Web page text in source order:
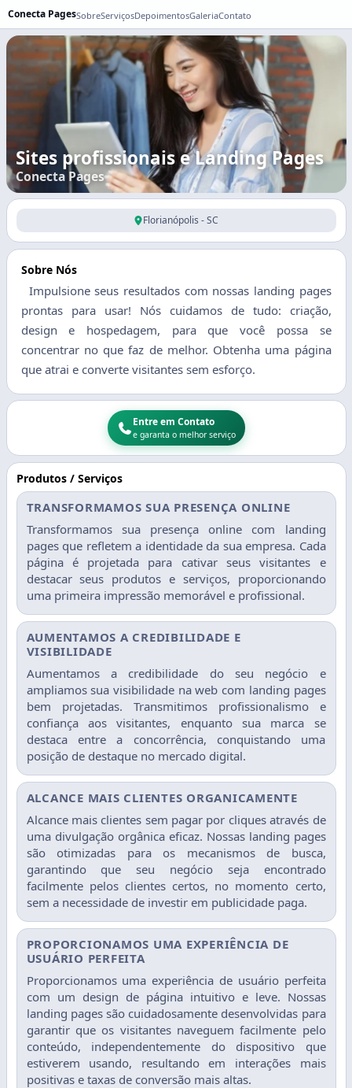
Conecta PagesSobreServiçosDepoimentosGaleriaContato
Sites profissionais e Landing Pages
Conecta Pages
Florianópolis - SC
Sobre Nós
Impulsione seus resultados com nossas landing pages
prontas para usar! Nós cuidamos de tudo: criação,
design e hospedagem, para que você possa se
concentrar no que faz de melhor. Obtenha uma página
que atrai e converte visitantes sem esforço.
Entre em Contato
e garanta o melhor serviço
Produtos / Serviços
TRANSFORMAMOS SUA PRESENÇA ONLINE
Transformamos sua presença online com landing
pages que refletem a identidade da sua empresa. Cada
página é projetada para cativar seus visitantes e
destacar seus produtos e serviços, proporcionando
uma primeira impressão memorável e profissional.
AUMENTAMOS A CREDIBILIDADE E
VISIBILIDADE
Aumentamos a credibilidade do seu negócio e
ampliamos sua visibilidade na web com landing pages
bem projetadas. Transmitimos profissionalismo e
confiança aos visitantes, enquanto sua marca se
destaca entre a concorrência, conquistando uma
posição de destaque no mercado digital.
ALCANCE MAIS CLIENTES ORGANICAMENTE
Alcance mais clientes sem pagar por cliques através de
uma divulgação orgânica eficaz. Nossas landing pages
são otimizadas para os mecanismos de busca,
garantindo que seu negócio seja encontrado
facilmente pelos clientes certos, no momento certo,
sem a necessidade de investir em publicidade paga.
PROPORCIONAMOS UMA EXPERIÊNCIA DE
USUÁRIO PERFEITA
Proporcionamos uma experiência de usuário perfeita
com um design de página intuitivo e leve. Nossas
landing pages são cuidadosamente desenvolvidas para
garantir que os visitantes naveguem facilmente pelo
conteúdo, independentemente do dispositivo que
estiverem usando, resultando em interações mais
positivas e taxas de conversão mais altas.